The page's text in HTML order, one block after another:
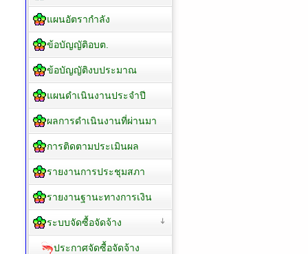
แผนอัตรากำลัง
ข้อบัญญัติอบต.
ข้อบัญญัติงบประมาณ
แผนดำเนินงานประจำปี
ผลการดำเนินงานที่ผ่านมา
การติดตามประเมินผล
รายงานการประชุมสภา
รายงานฐานะทางการเงิน
ระบบจัดซื้อจัดจ้าง
ประกาศจัดซื้อจัดจ้าง